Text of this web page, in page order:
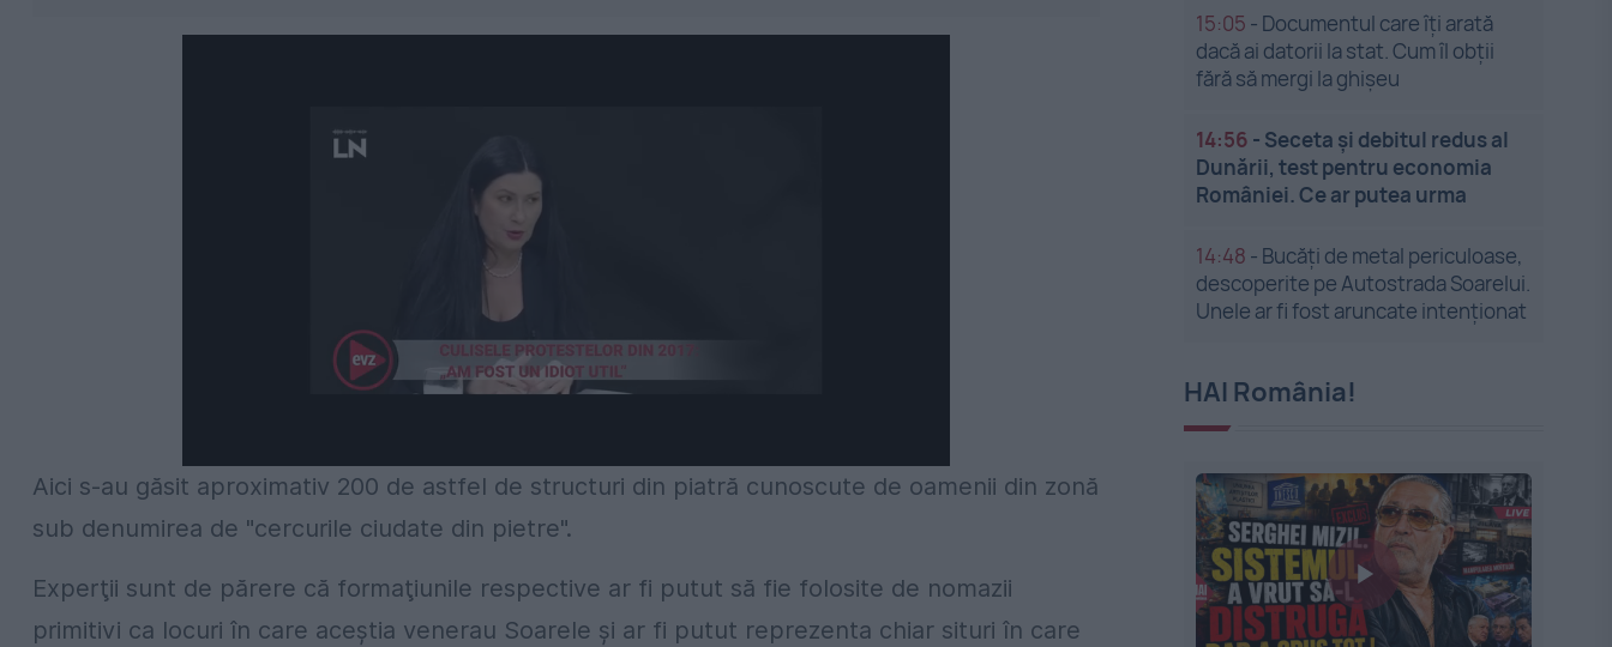
Aici s-au găsit aproximativ 200 de astfel de structuri din piatră cunoscute de oamenii din zonă
sub denumirea de "cercurile ciudate din pietre".
Experţii sunt de părere că formaţiunile respective ar fi putut să fie folosite de nomazii
primitivi ca locuri în care aceştia venerau Soarele şi ar fi putut reprezenta chiar situri în care
15:05 - Documentul care îți arată
dacă ai datorii la stat. Cum îl obții
fără să mergi la ghișeu
14:56 - Seceta și debitul redus al
Dunării, test pentru economia
României. Ce ar putea urma
14:48 - Bucăți de metal periculoase,
descoperite pe Autostrada Soarelui.
Unele ar fi fost aruncate intenționat
HAI România!